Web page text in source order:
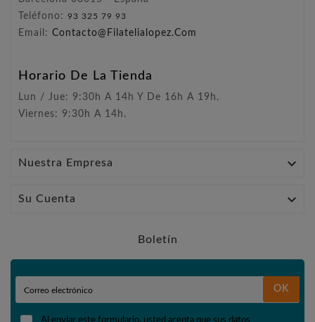
Teléfono: 93 325 79 93
Email: Contacto@filatelialopez.com
Horario De La Tienda
Lun / Jue: 9:30h A 14h Y De 16h A 19h.
Viernes: 9:30h A 14h.
Nuestra Empresa 
Su Cuenta 
Boletín
OK
Al enviar este formulario, usted acepta que sus datos